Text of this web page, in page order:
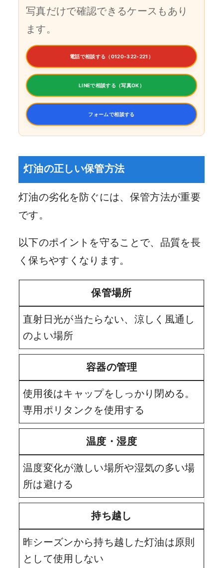
写真だけで確認できるケースもあり
ます。
電話で相談する（0120-322-221）
LINEで相談する（写真OK）
フォームで相談する
灯油の正しい保管方法
灯油の劣化を防ぐには、保管方法が重要
です。
以下のポイントを守ることで、品質を長
く保ちやすくなります。
保管場所
直射日光が当たらない、涼しく風通し
のよい場所
容器の管理
使用後はキャップをしっかり閉める。
専用ポリタンクを使用する
温度・湿度
温度変化が激しい場所や湿気の多い場
所は避ける
持ち越し
昨シーズンから持ち越した灯油は原則
として使用しない